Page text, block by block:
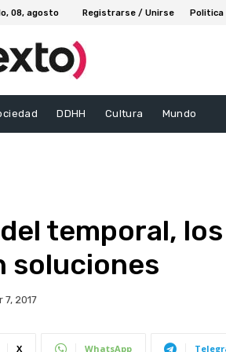
08, agosto Registrarse / Unirse Politica
DDHH Cultura Mundo
temporal,
soluciones
7, 2017
X WhatsApp